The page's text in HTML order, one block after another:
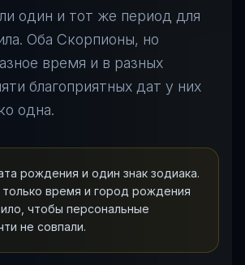
один и тот же период для
Оба Скорпионы, но
время и в разных
благоприятных дат у них
одна.
рождения и один знак зодиака.
время и город рождения
чтобы персональные
не совпали.